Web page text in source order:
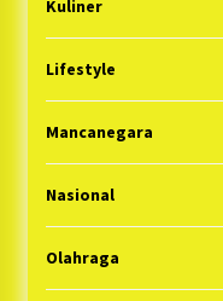
Kuliner
Lifestyle
Mancanegara
Nasional
Olahraga